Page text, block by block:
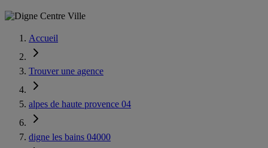
Accueil
Trouver une agence
alpes de haute provence 04
digne les bains 04000